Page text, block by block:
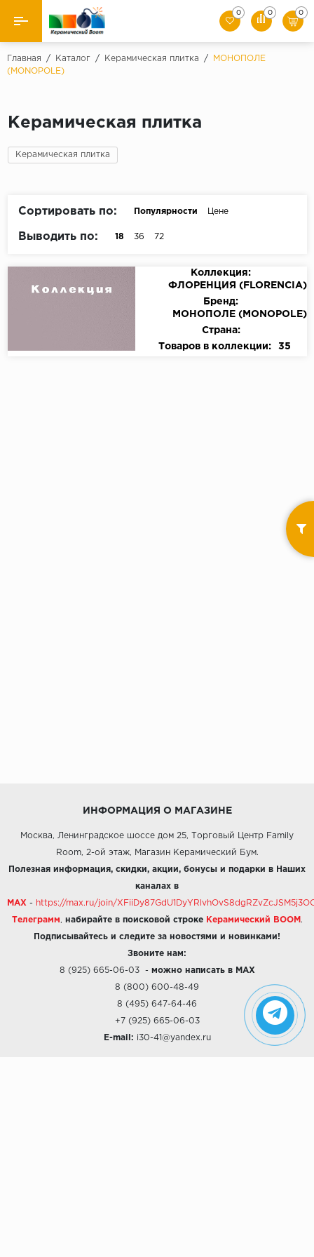
Назад
Керамическая плитка
Керамогранит
Искусственный камень
0 0 0
Главная / Каталог / Керамическая плитка /
МОНОПОЛЕ
(MONOPOLE)
Керамическая плитка
Керамическая плитка
Сортировать по: Популярности Цене
Выводить по: 18 36 72
Коллекция:
ФЛОРЕНЦИЯ (FLORENCIA)
Бренд:
МОНОПОЛЕ (MONOPOLE)
Страна:
Товаров в коллекции:
35
ИНФОРМАЦИЯ О МАГАЗИНЕ
Москва, Ленинградское шоссе дом 25, Торговый Центр Family
Room, 2-ой этаж, Магазин Керамический Бум.
Полезная информация, скидки, акции, бонусы и подарки в Наших
каналах в
MAX - https://max.ru/join/
Телеграмм набирайте в поисковой строке Керамический BOOM .
Подписывайтесь и следите за новостями и новинками!
Звоните нам:
8 (925) 665-06-03- можно написать в MAX
8 (800) 600-48-49
8 (495) 647-64-46
+7 (925) 665-06-03
E-mail: i30-41@yandex.ru